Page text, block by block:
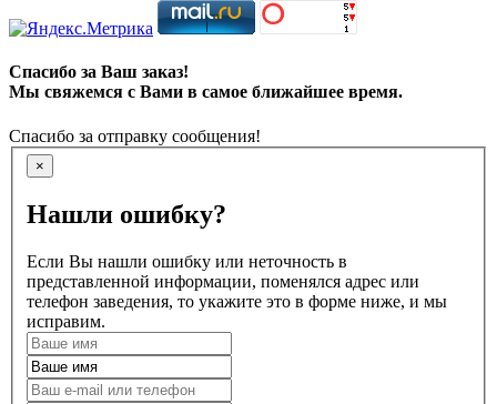
Спасибо за Ваш заказ!
Мы свяжемся с Вами в самое ближайшее время.
Спасибо за отправку сообщения!
×
Нашли ошибку?
Если Вы нашли ошибку или неточность в
представленной информации, поменялся адрес или
телефон заведения, то укажите это в форме ниже, и мы
исправим.